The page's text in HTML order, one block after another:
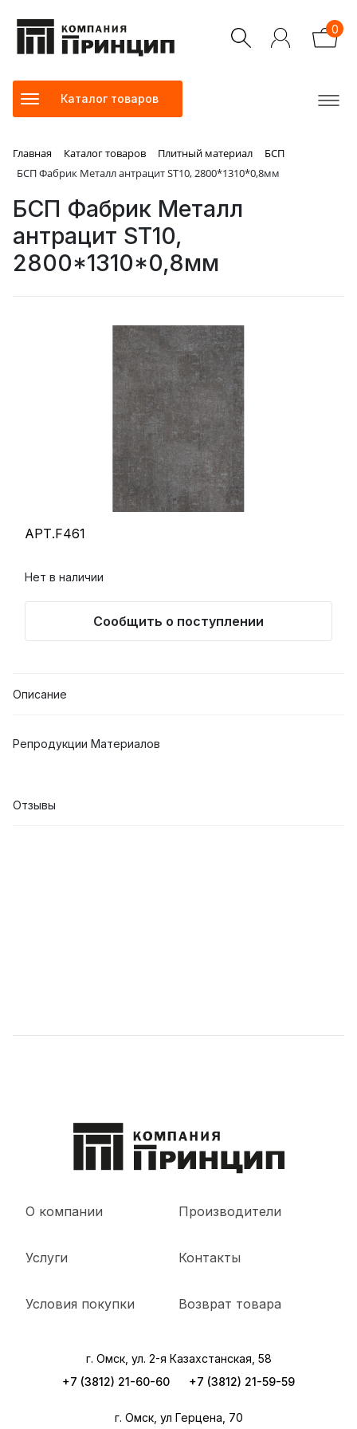
0
Каталог товаров
Главная Каталог товаров Плитный материал
БСП
БСП Фабрик Металл антрацит ST10, 2800*1310*0,8мм
БСП Фабрик Металл
антрацит ST10,
2800*1310*0,8мм
АРТ.F461
Нет в наличии
Сообщить о поступлении
Описание
Репродукции Материалов
Отзывы
О компании
Услуги
Условия покупки
Производители
Контакты
Возврат товара
г. Омск, ул. 2-я Казахстанская, 58
+7 (3812) 21-60-60
+7 (3812) 21-59-59
г. Омск, ул Герцена, 70